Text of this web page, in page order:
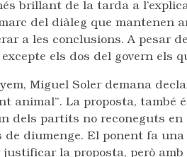
brillant de la tarda a
del diàleg que mantenen
a les conclusions. A pesar
els dos del govern els
Miguel Soler demana
animal”. La proposta, també
dels partits no reconeguts
de diumenge. El ponent fa
justificar la proposta, però